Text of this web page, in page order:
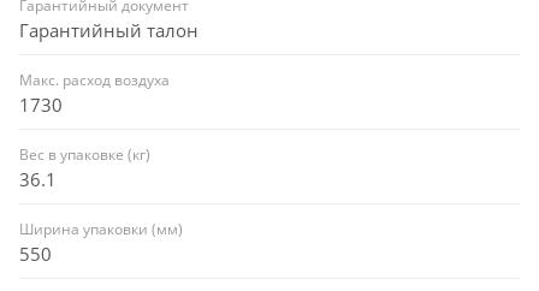
Гарантийный документ
Гарантийный талон
Макс. расход воздуха
1730
Вес в упаковке (кг)
36.1
Ширина упаковки (мм)
550